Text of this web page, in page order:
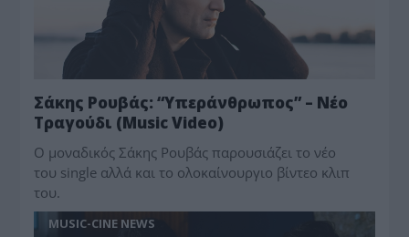
Σάκης Ρουβάς: “Υπεράνθρωπος” – Νέο
Τραγούδι (Music Video)
Ο μοναδικός Σάκης Ρουβάς παρουσιάζει το νέο
του single αλλά και το ολοκαίνουργιο βίντεο κλιπ
του.
MUSIC-CINE NEWS